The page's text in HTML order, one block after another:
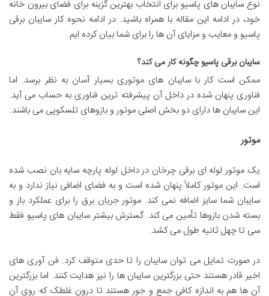
نوع سایبان های پاسیو برای انتخاب بهترین گزینه برای فضای بیرون خانه
خود، در ادامه این مقاله با همراه باشید. در ادامه نحوه کار سایبان برقی
پاسیو و معایب و مزایای آن ها را برای شما بیان کرده ایم.
سایبان برقی پاسیو چگونه کار می کند؟
ممکن است کار با سایبان های موتوری بسیار آسان به نظر برسد. اما
فناوری پنهان شده در داخل آن پیشرفته ترین فناوری به حساب می آید.
این سایبان ها دارای دو بخش اصلی موتور و بازوهای تلسکوپی می باشند.
موتور
یک موتور لوله ای برقی چرخان در داخل لوله پارچه سایه بان نصب شده
است. این موتور کاملاً پنهان شده است و به فضای اضافی نیاز ندارد و به
سایبان شما سایز اضافه نمی کند. موتور جریان برق را برای عملکرد باز و
بسته شدن بازوها تأمین می کند. گسترش بیشتر سایبان های پاسیو فقط
سی تا چهل ثانیه طول می کشد.
در صورت تمایل می توان سایبان را تا حدی متوقف کرد. فن آوری های
اخیر قادر هستند حتی بزرگترین سایبان ها را نیز هدایت کنند. اما بزرگترین
آن ها هم به اندازه کافی جمع و جور هستند تا درون غلطک که روی آن